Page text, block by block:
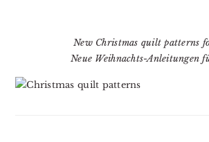
New Christmas quilt patterns
Neue Weihnachts-Anleitungen